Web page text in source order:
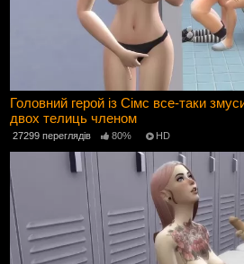
Головний герой із Сімс все-таки
двох телиць членом
27299 переглядів 80% HD